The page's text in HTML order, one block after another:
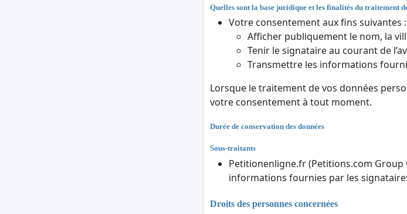
Quelles sont la base juridique et les finalités du traitement
Votre consentement aux fins suivantes :
Afficher publiquement le nom, la
Tenir le signataire au courant de
Transmettre les informations
Lorsque le traitement de vos données
votre consentement à tout moment.
Durée de conservation des données
Sous-traitants
Petitionenligne.fr (Petitions.com
informations fournies par les
Droits des personnes concernées